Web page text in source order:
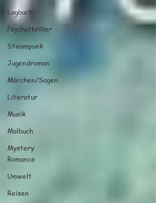
Logbuch
Psychothriller
Steampunk
Jugendroman
Märchen/Sagen
Literatur
Musik
Malbuch
Mystery
Romance
Umwelt
Reisen